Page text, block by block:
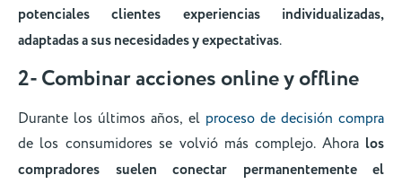
potenciales clientes experiencias individualizadas,
adaptadas a sus necesidades y expectativas.
2- Combinar acciones online y offline
Durante los últimos años, el proceso de decisión compra
de los consumidores se volvió más complejo. Ahora los
compradores suelen conectar permanentemente el